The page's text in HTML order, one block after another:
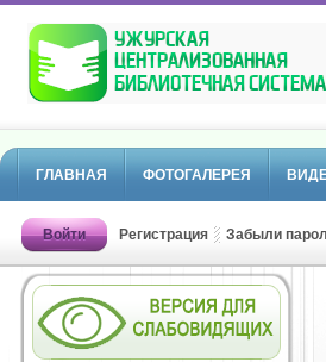
ГЛАВНАЯ ФОТОГАЛЕРЕЯ
Войти Регистрация Забыли